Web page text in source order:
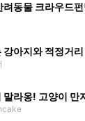
려동물 크라우드
강아지와 적정거
말라옹! 고양이 만